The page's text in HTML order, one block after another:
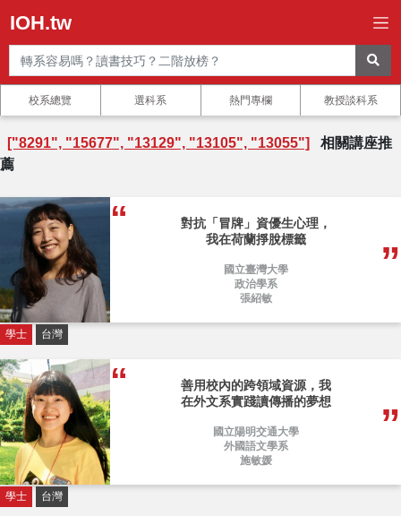
IOH.tw
校系總覽 選科系 熱門專欄 教授談科系
["8291", "15677", "13129", "13105", "13055"]
相關講座推
薦
對抗「冒牌」資優生心理，
我在荷蘭掙脫標籤
國立臺灣大學
政治學系
張紹敏
學士 台灣
善用校內的跨領域資源，我
在外文系實踐讀傳播的夢想
國立陽明交通大學
外國語文學系
施敏媛
學士 台灣